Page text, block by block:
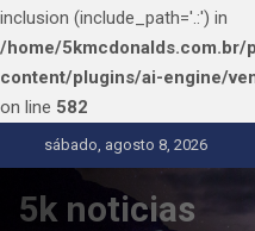
inclusion (include_path='.:') in
/home/5kmcdonalds.com.br/
content/plugins/ai-engine/
on line 582
to
content
sábado, agosto 8, 2026
5k noticias